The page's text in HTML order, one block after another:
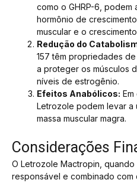
como o GHRP-6, podem
hormônio de
muscular e o
Redução do
157 têm propriedades
a proteger os músculos
níveis de estrogênio.
Efeitos Anabólicos:
Letrozole podem levar a
massa muscular magra.
Considerações
O Letrozole Mactropin,
responsável e combinado com